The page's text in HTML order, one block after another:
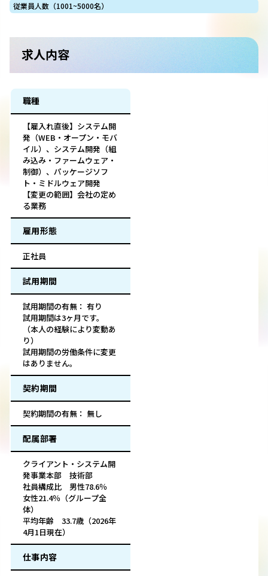
従業員人数（1001~5000名）
求人内容
職種
【雇入れ直後】システム開
発（WEB・オープン・モバ
イル）、システム開発（組
み込み・ファームウェア・
制御）、パッケージソフ
ト・ミドルウェア開発
【変更の範囲】会社の定め
る業務
雇用形態
正社員
試用期間
試用期間の有無： 有り
試用期間は3ヶ月です。
（本人の経験により変動あ
り）
試用期間の労働条件に変更
はありません。
契約期間
契約期間の有無： 無し
配属部署
クライアント・システム開
発事業本部 技術部
社員構成比 男性78.6％
女性21.4％（グループ全
体）
平均年齢 33.7歳（2026年
4月1日現在）
仕事内容